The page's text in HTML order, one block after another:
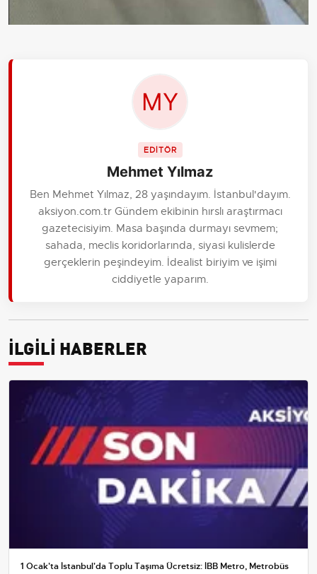
EDİTÖR
Mehmet Yılmaz
Ben Mehmet Yılmaz, 28 yaşındayım. İstanbul'dayım.
aksiyon.com.tr Gündem ekibinin hırslı araştırmacı
gazetecisiyim. Masa başında durmayı sevmem;
sahada, meclis koridorlarında, siyasi kulislerde
gerçeklerin peşindeyim. İdealist biriyim ve işimi
ciddiyetle yaparım.
İLGİLİ HABERLER
1 Ocak'ta İstanbul'da Toplu Taşıma Ücretsiz: İBB Metro, Metrobüs